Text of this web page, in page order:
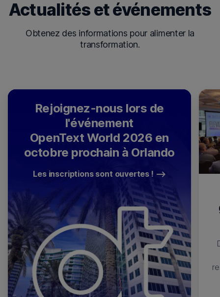
Actualités et événements
Obtenez des informations pour alimenter la
transformation.
Rejoignez-nous lors de
l'événement
OpenText World 2026 en
octobre prochain à Orlando
Les inscriptions sont ouvertes !